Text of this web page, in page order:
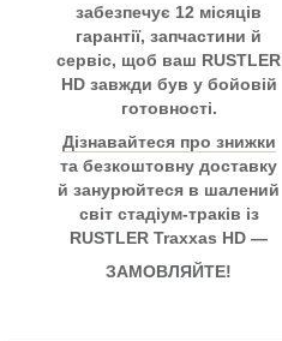
забезпечує 12 місяців
гарантії, запчастини й
сервіс, щоб ваш RUSTLER
HD завжди був у бойовій
готовності.
Дізнавайтеся про знижки
та безкоштовну доставку
й занурюйтеся в шалений
світ стадіум-траків із
RUSTLER Traxxas HD —
ЗАМОВЛЯЙТЕ!